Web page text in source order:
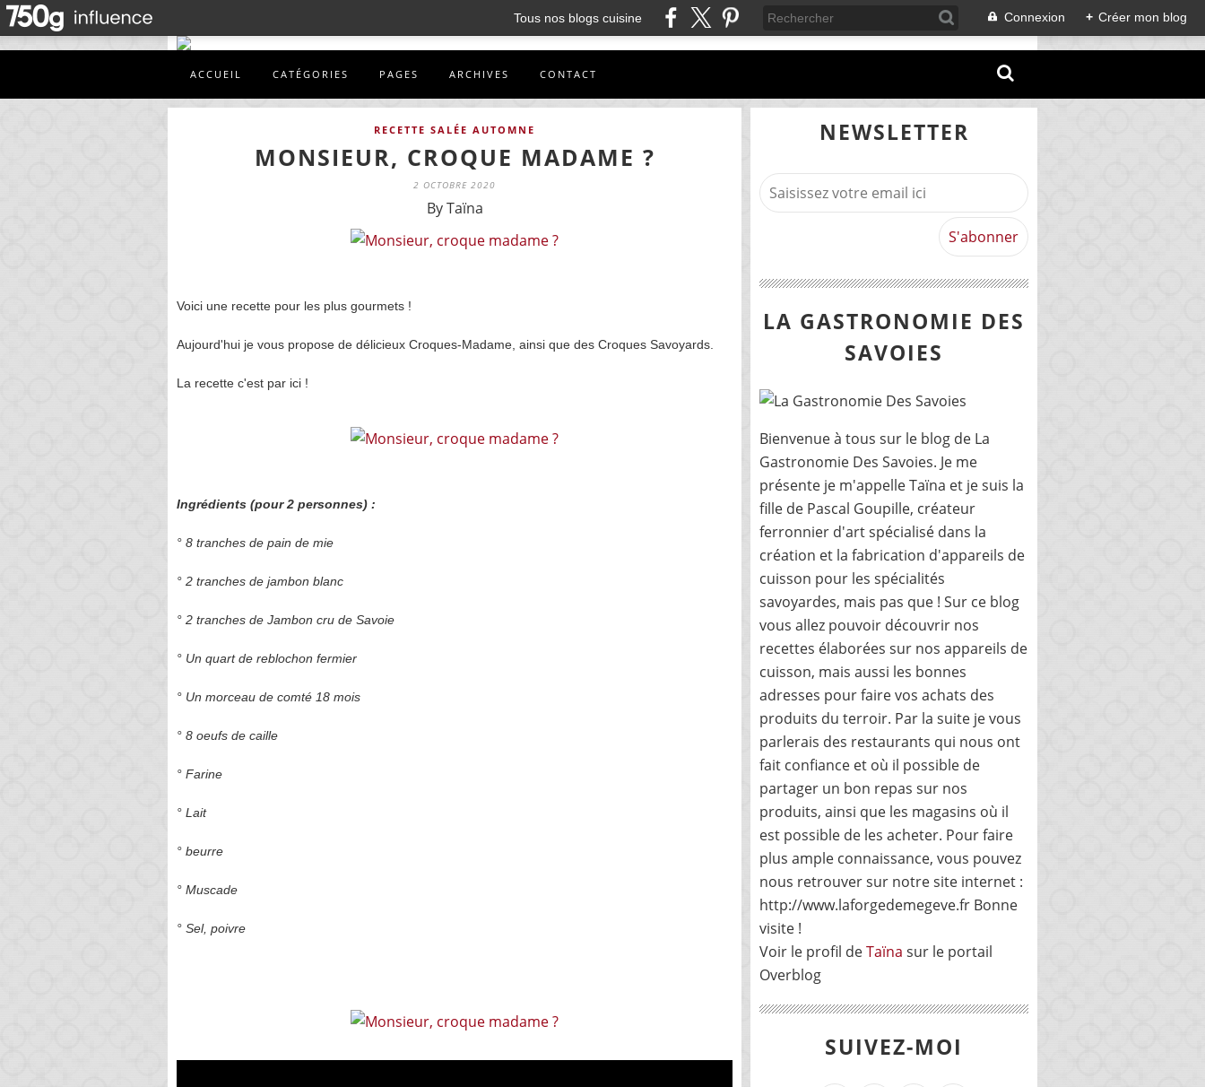
Tous nos blogs cuisine Connexion + Créer mon blog
ACCUEIL CATÉGORIES PAGES ARCHIVES CONTACT
RECETTE SALÉE AUTOMNE
MONSIEUR, CROQUE MADAME ?
2 OCTOBRE 2020
By Taïna
Voici une recette pour les plus gourmets !
Aujourd'hui je vous propose de délicieux Croques-Madame, ainsi que des Croques Savoyards.
La recette c'est par ici !
Ingrédients (pour 2 personnes) :
° 8 tranches de pain de mie
° 2 tranches de jambon blanc
° 2 tranches de Jambon cru de Savoie
° Un quart de reblochon fermier
° Un morceau de comté 18 mois
° 8 oeufs de caille
° Farine
° Lait
° beurre
° Muscade
° Sel, poivre
NEWSLETTER
LA GASTRONOMIE DES
SAVOIES
Bienvenue à tous sur le blog de La
Gastronomie Des Savoies. Je me
présente je m'appelle Taïna et je suis la
fille de Pascal Goupille, créateur
ferronnier d'art spécialisé dans la
création et la fabrication d'appareils de
cuisson pour les spécialités
savoyardes, mais pas que ! Sur ce blog
vous allez pouvoir découvrir nos
recettes élaborées sur nos appareils de
cuisson, mais aussi les bonnes
adresses pour faire vos achats des
produits du terroir. Par la suite je vous
parlerais des restaurants qui nous ont
fait confiance et où il possible de
partager un bon repas sur nos
produits, ainsi que les magasins où il
est possible de les acheter. Pour faire
plus ample connaissance, vous pouvez
nous retrouver sur notre site internet :
http://www.laforgedemegeve.fr Bonne
visite !
Voir le profil deTaïna sur le portail
Overblog
SUIVEZ-MOI